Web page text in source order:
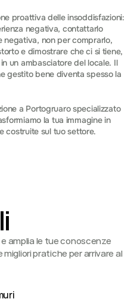
proattiva delle insoddisfazioni:
negativa, contattarlo
negativa, non per comprarlo,
e dimostrare che ci si tiene,
un ambasciatore del locale. Il
gestito bene diventa spesso la
a Portogruaro specializzato
la tua immagine in
costruite sul tuo settore.
amplia le tue conoscenze
pratiche per arrivare al